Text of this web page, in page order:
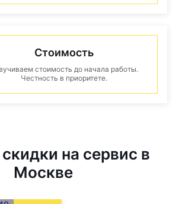
Стоимость
стоимость до начала работы.
Честность в приоритете.
на сервис в
Москве